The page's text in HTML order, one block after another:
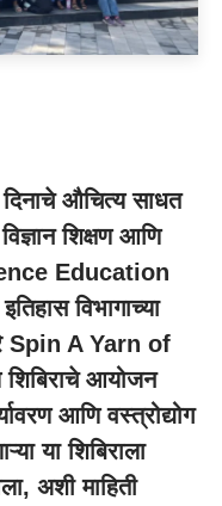
औचित्य साधत
शिक्षण आणि
Education
विभागाच्या
Spin A Yarn of
आयोजन
आणि वस्त्रोद्योग
या शिबिराला
अशी माहिती